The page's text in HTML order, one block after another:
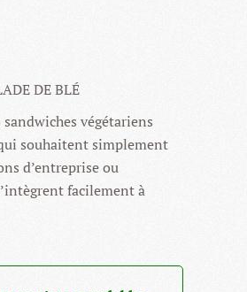
DE BLÉ
végétariens
souhaitent simplement
d’entreprise ou
facilement à